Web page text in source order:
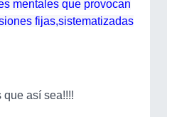
mentales que provocan
fijas,sistematizadas
que así sea!!!!